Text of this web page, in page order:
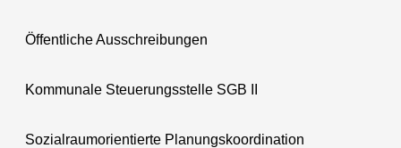
Öffentliche Ausschreibungen
Kommunale Steuerungsstelle SGB II
Sozialraumorientierte Planungskoordination